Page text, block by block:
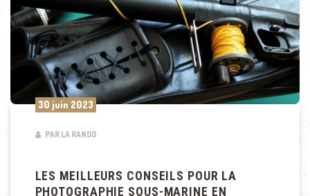
30 juin 2023
PAR LA RANDO
LES MEILLEURS CONSEILS POUR LA
PHOTOGRAPHIE SOUS-MARINE EN